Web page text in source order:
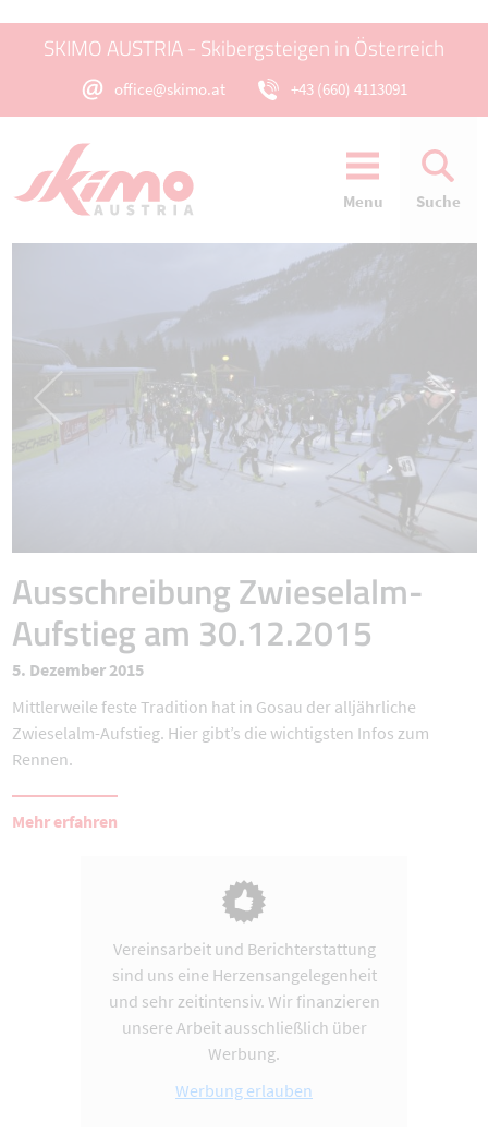
SKIMO AUSTRIA - Skibergsteigen in Österreich
office@skimo.at +43 (660) 4113091
Menu Suche
Ausschreibung Zwieselalm-
Aufstieg am 30.12.2015
5. Dezember 2015
Mittlerweile feste Tradition hat in Gosau der alljährliche
Zwieselalm-Aufstieg. Hier gibt’s die wichtigsten Infos zum
Rennen.
Mehr erfahren
Vereinsarbeit und Berichterstattung
sind uns eine Herzensangelegenheit
und sehr zeitintensiv. Wir finanzieren
unsere Arbeit ausschließlich über
Werbung.
Werbung erlauben